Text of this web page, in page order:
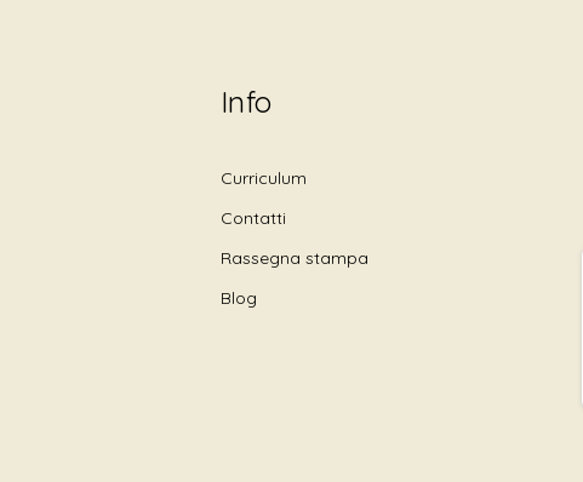
Info
Curriculum
Contatti
Rassegna stampa
Blog